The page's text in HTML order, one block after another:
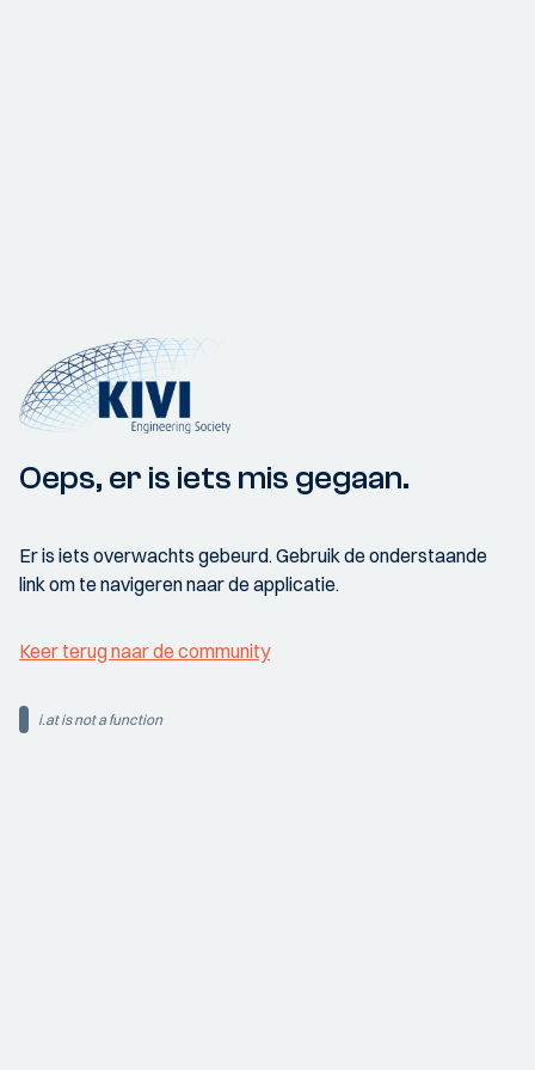
Oeps, er is iets mis gegaan.
Er is iets overwachts gebeurd. Gebruik de onderstaande
link om te navigeren naar de applicatie.
Keer terug naar de community
i.at is not a function